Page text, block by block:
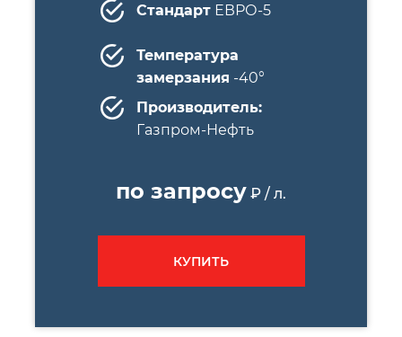
СтандартЕВРО-5
Температура
замерзания -40°
Производитель:
Газпром-Нефть
по запросу ₽ / л.
КУПИТЬ